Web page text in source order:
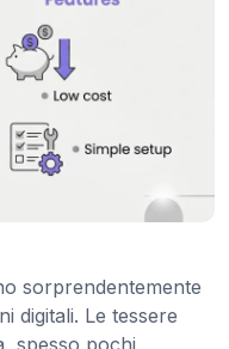
sorprendentemente
digitali. Le tessere
spesso pochi